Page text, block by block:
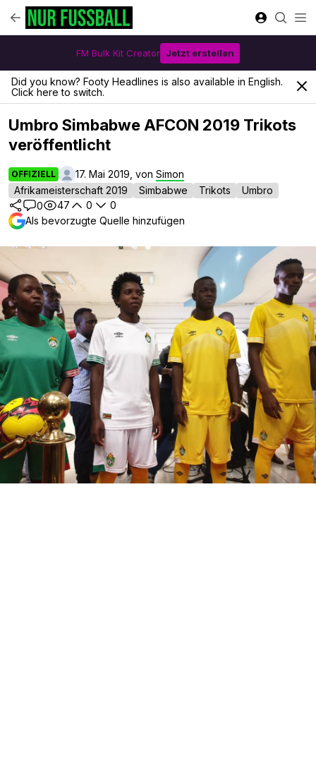
FM Bulk Kit Creator Jetzt erstellen
Did you know? Footy Headlines is also available in English.
Click here to switch.
Umbro Simbabwe AFCON 2019 Trikots
veröffentlicht
OFFIZIELL 17. Mai 2019, von Simon
Afrikameisterschaft 2019
Simbabwe Trikots
Umbro
0
47 0
0
Als bevorzugte Quelle hinzufügen